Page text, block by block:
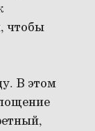
чтобы
В этом